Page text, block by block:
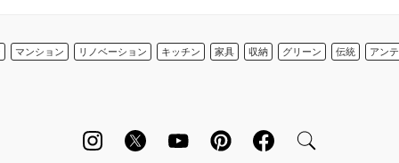
マンション リノベーション キッチン 家具 収納 グリーン 伝統 アン